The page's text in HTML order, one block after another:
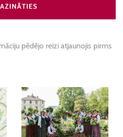
pēdējo reizi atjaunojis pirms